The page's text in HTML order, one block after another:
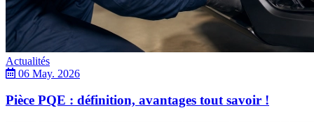
Actualités
06 May. 2026
Pièce PQE : définition, avantages tout savoir !